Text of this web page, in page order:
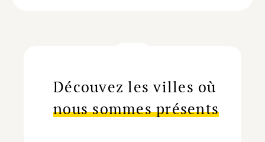
Découvez les villes où
nous sommes présents